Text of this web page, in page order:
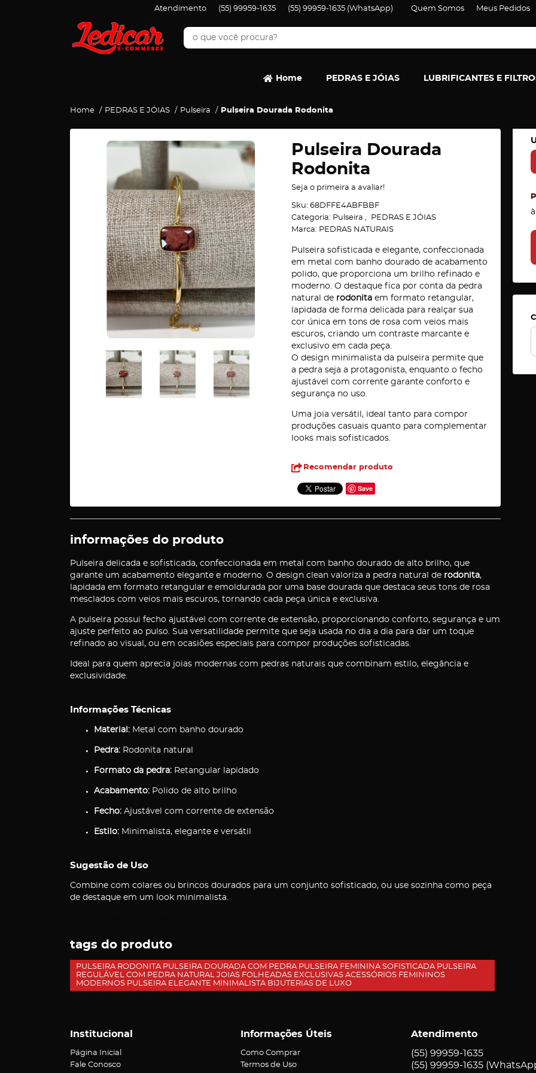
Quem Somos Meus Pedidos
Atendimento (55) 99959-1635 (55) 99959-1635 (WhatsApp)
Home PEDRAS E JÓIAS LUBRIFICANTES E
Home PEDRAS E JÓIAS Pulseira Pulseira Dourada Rodonita
Pulseira Dourada
Rodonita
Seja o primeira a avaliar!
Sku: 68DFFE4ABFBBF
Categoria: Pulseira
PEDRAS E JÓIAS
Marca: PEDRAS NATURAIS
Pulseira sofisticada e elegante, confeccionada
em metal com banho dourado de acabamento
polido, que proporciona um brilho refinado e
moderno. O destaque fica por conta da pedra
natural de rodonita em formato retangular,
lapidada de forma delicada para realçar sua
cor única em tons de rosa com veios mais
escuros, criando um contraste marcante e
exclusivo em cada peça.
O design minimalista da pulseira permite que
a pedra seja a protagonista, enquanto o fecho
ajustável com corrente garante conforto e
segurança no uso.
Uma joia versátil, ideal tanto para compor
produções casuais quanto para complementar
looks mais sofisticados.
Recomendar produto
Save
informações do produto
Pulseira delicada e sofisticada, confeccionada em metal com banho dourado de alto brilho, que
garante um acabamento elegante e moderno. O design clean valoriza a pedra natural de rodonita,
lapidada em formato retangular e emoldurada por uma base dourada que destaca seus tons de rosa
mesclados com veios mais escuros, tornando cada peça única e exclusiva.
A pulseira possui fecho ajustável com corrente de extensão, proporcionando conforto, segurança e um
ajuste perfeito ao pulso. Sua versatilidade permite que seja usada no dia a dia para dar um toque
refinado ao visual, ou em ocasiões especiais para compor produções sofisticadas.
Ideal para quem aprecia joias modernas com pedras naturais que combinam estilo, elegância e
exclusividade.
Informações Técnicas
Material: Metal com banho dourado
Pedra: Rodonita natural
Formato da pedra: Retangular lapidado
Acabamento: Polido de alto brilho
Fecho: Ajustável com corrente de extensão
Estilo: Minimalista, elegante e versátil
Sugestão de Uso
Combine com colares ou brincos dourados para um conjunto sofisticado, ou use sozinha como peça
de destaque em um look minimalista.
tags do produto
PULSEIRA RODONITA PULSEIRA DOURADA COM PEDRA PULSEIRA FEMININA SOFISTICADA PULSEIRA
REGULÁVEL COM PEDRA NATURAL JOIAS FOLHEADAS EXCLUSIVAS ACESSÓRIOS FEMININOS
MODERNOS PULSEIRA ELEGANTE MINIMALISTA BIJUTERIAS DE LUXO
Institucional
Página Inicial
Fale Conosco
Informações Úteis
Como Comprar
Termos de Uso
Atendimento
(55) 99959-1635
(55) 99959-1635